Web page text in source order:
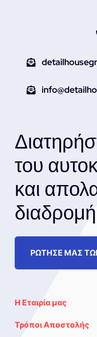
του
και
ΡΩΤΗΣΕ ΜΑΣ
Η Εταιρία μας
Τρόποι Αποστολής